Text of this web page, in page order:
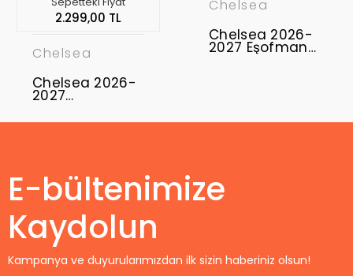
2.299,00 TL
Chelsea
Chelsea 2026-
2027
Maç Forması
Chelsea
Chelsea 2026-
2027 Eşofman
Takımı CFC-01
E-bültenimize
Kaydolun
Kampanya ve duyurularımızdan ilk sizin haberiniz olsun!